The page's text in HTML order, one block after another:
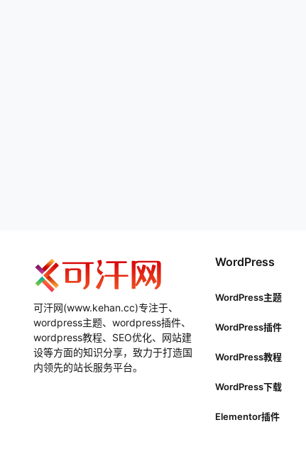
可汗网(www.kehan.cc)专注于、
wordpress主题、wordpress插件、
wordpress教程、SEO优化、网站建
设等方面的知识分享，致力于打造国
内领先的站长服务平台。
WordPress
WordPress主题
WordPress插件
WordPress教程
WordPress下载
Elementor插件